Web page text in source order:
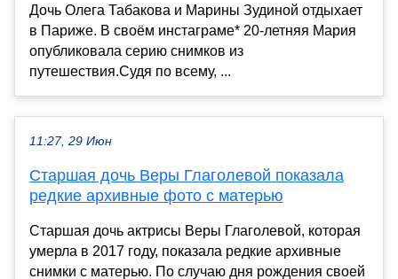
Дочь Олега Табакова и Марины Зудиной отдыхает
в Париже. В своём инстаграме* 20-летняя Мария
опубликовала серию снимков из
путешествия.Судя по всему, ...
11:27, 29 Июн
Старшая дочь Веры Глаголевой показала
редкие архивные фото с матерью
Старшая дочь актрисы Веры Глаголевой, которая
умерла в 2017 году, показала редкие архивные
снимки с матерью. По случаю дня рождения своей